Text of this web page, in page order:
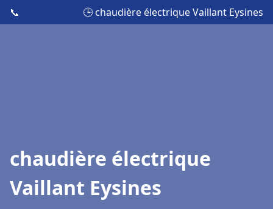
📞 🕒 chaudière électrique Vaillant Eysines
chaudière électrique
Vaillant Eysines